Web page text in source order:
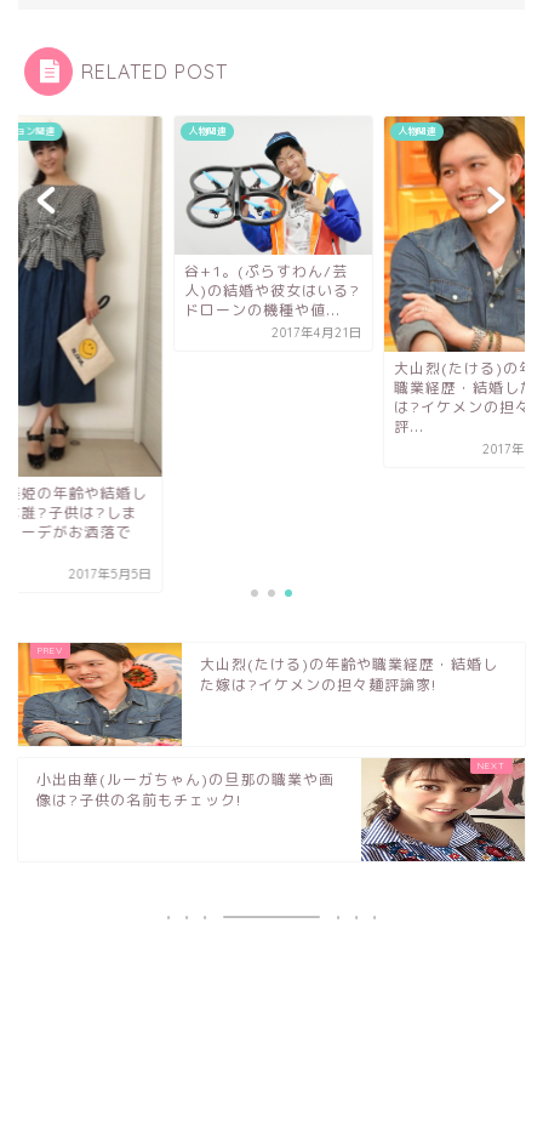
RELATED POST
ション関連
美姫の年齢や結婚し
は誰?子供は?しま
コーデがお洒落で
2017年5月5日
人物関連
谷+1。(ぷらすわん/芸
人)の結婚や彼女はいる?
ドローンの機種や値...
2017年4月21日
人物関連
大山烈(たける)の年
職業経歴・結婚した
は?イケメンの担々
評...
2017年5
大山烈(たける)の年齢や職業経歴・結婚し
た嫁は?イケメンの担々麺評論家!
小出由華(ルーガちゃん)の旦那の職業や画
像は?子供の名前もチェック!